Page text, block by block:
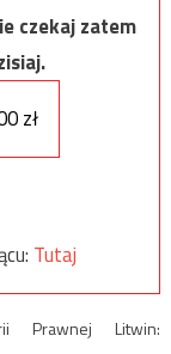
czekaj zatem
zł
Tutaj
Prawnej Litwin: